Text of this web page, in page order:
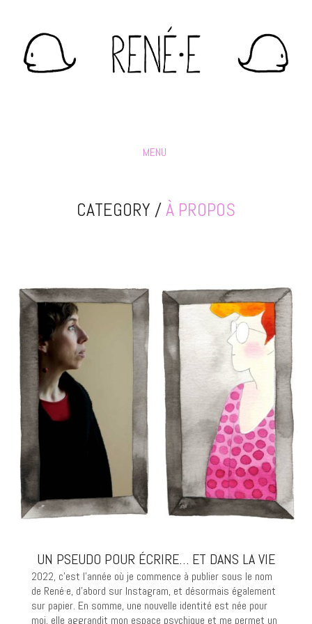
MENU
CATEGORY /À PROPOS
UN PSEUDO POUR ÉCRIRE… ET DANS LA VIE
2022, c’est l’année où je commence à publier sous le nom
de René·e, d’abord sur Instagram, et désormais également
sur papier. En somme, une nouvelle identité est née pour
moi, elle aggrandit mon espace psychique et me permet un